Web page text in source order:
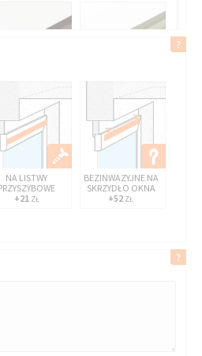
NA LISTWY
+21ZŁ
BEZINWAZYJNE NA
SKRZYDŁO OKNA
+52 ZŁ